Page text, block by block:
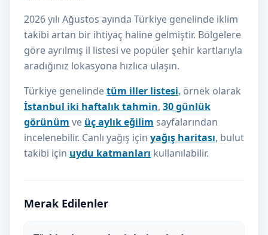
2026 yılı Ağustos ayında Türkiye genelinde iklim
takibi artan bir ihtiyaç haline gelmiştir. Bölgelere
göre ayrılmış il listesi ve popüler şehir kartlarıyla
aradığınız lokasyona hızlıca ulaşın.
Türkiye genelindetüm iller listesi, örnek olarak
İstanbul iki haftalık tahmin, 30 günlük
görünüm ve üç aylık eğilim sayfalarından
incelenebilir. Canlı yağış için yağış haritası, bulut
takibi için uydu katmanları kullanılabilir.
Merak Edilenler